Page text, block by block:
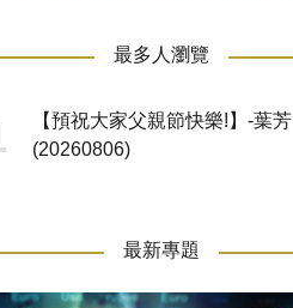
最多人瀏覽
【預祝大家父親節快樂!】-葉芳
(20260806)
最新專題